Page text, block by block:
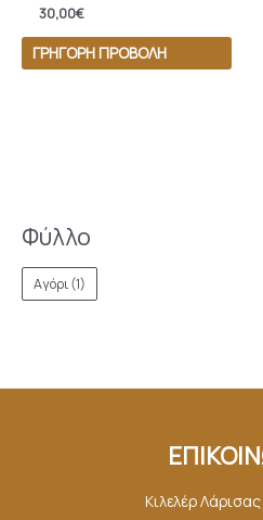
Φύλλο
Αγόρι(1)
30,00€
ΓΡΉΓΟΡΗ ΠΡΟΒΟΛΉ
Κιλελέρ